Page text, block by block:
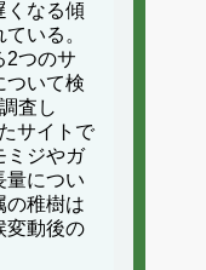
くなる傾
いる。
2つのサ
ついて検
査し
サイトで
ミジやガ
量につい
の稚樹は
変動後の